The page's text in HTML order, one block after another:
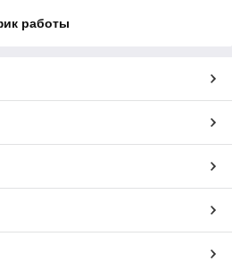
работы